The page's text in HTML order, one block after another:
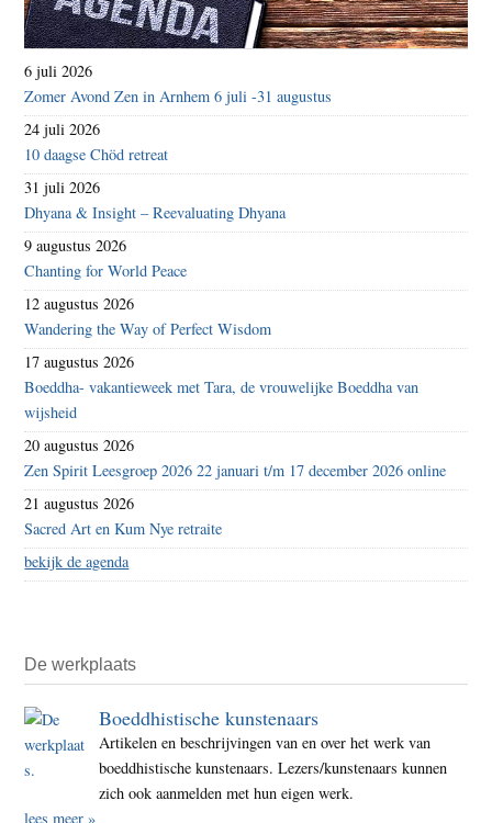
6 juli 2026
Zomer Avond Zen in Arnhem 6 juli -31 augustus
24 juli 2026
10 daagse Chöd retreat
31 juli 2026
Dhyana & Insight – Reevaluating Dhyana
9 augustus 2026
Chanting for World Peace
12 augustus 2026
Wandering the Way of Perfect Wisdom
17 augustus 2026
Boeddha- vakantieweek met Tara, de vrouwelijke Boeddha van
wijsheid
20 augustus 2026
Zen Spirit Leesgroep 2026 22 januari t/m 17 december 2026 online
21 augustus 2026
Sacred Art en Kum Nye retraite
bekijk de agenda
De werkplaats
Boeddhistische kunstenaars
Artikelen en beschrijvingen van en over het werk van
boeddhistische kunstenaars. Lezers/kunstenaars kunnen
zich ook aanmelden met hun eigen werk.
lees meer »